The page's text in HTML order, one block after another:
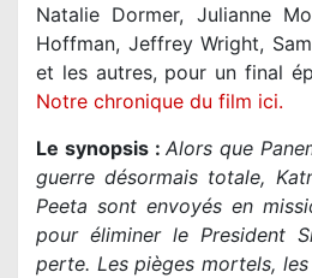
Natalie Dormer, Julianne
Hoffman, Jeffrey Wright,
et les autres, pour un final
Notre chronique du film ici.
Le synopsis :Alors que
guerre désormais totale,
Peeta sont envoyés en
pour éliminer le President
perte. Les pièges mortels,